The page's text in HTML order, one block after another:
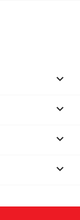



keyboard_arrow_down